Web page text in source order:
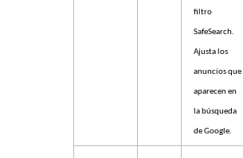
filtro
SafeSearch.
Ajusta los
anuncios que
aparecen en
la búsqueda
de Google.